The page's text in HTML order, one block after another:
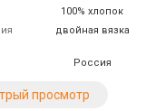
100% хлопок
двойная вязка
Россия
просмотр